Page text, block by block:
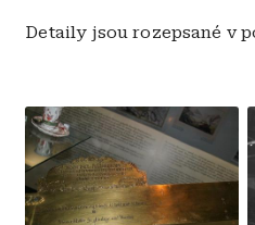
Detaily jsou rozepsané v
Obrázek